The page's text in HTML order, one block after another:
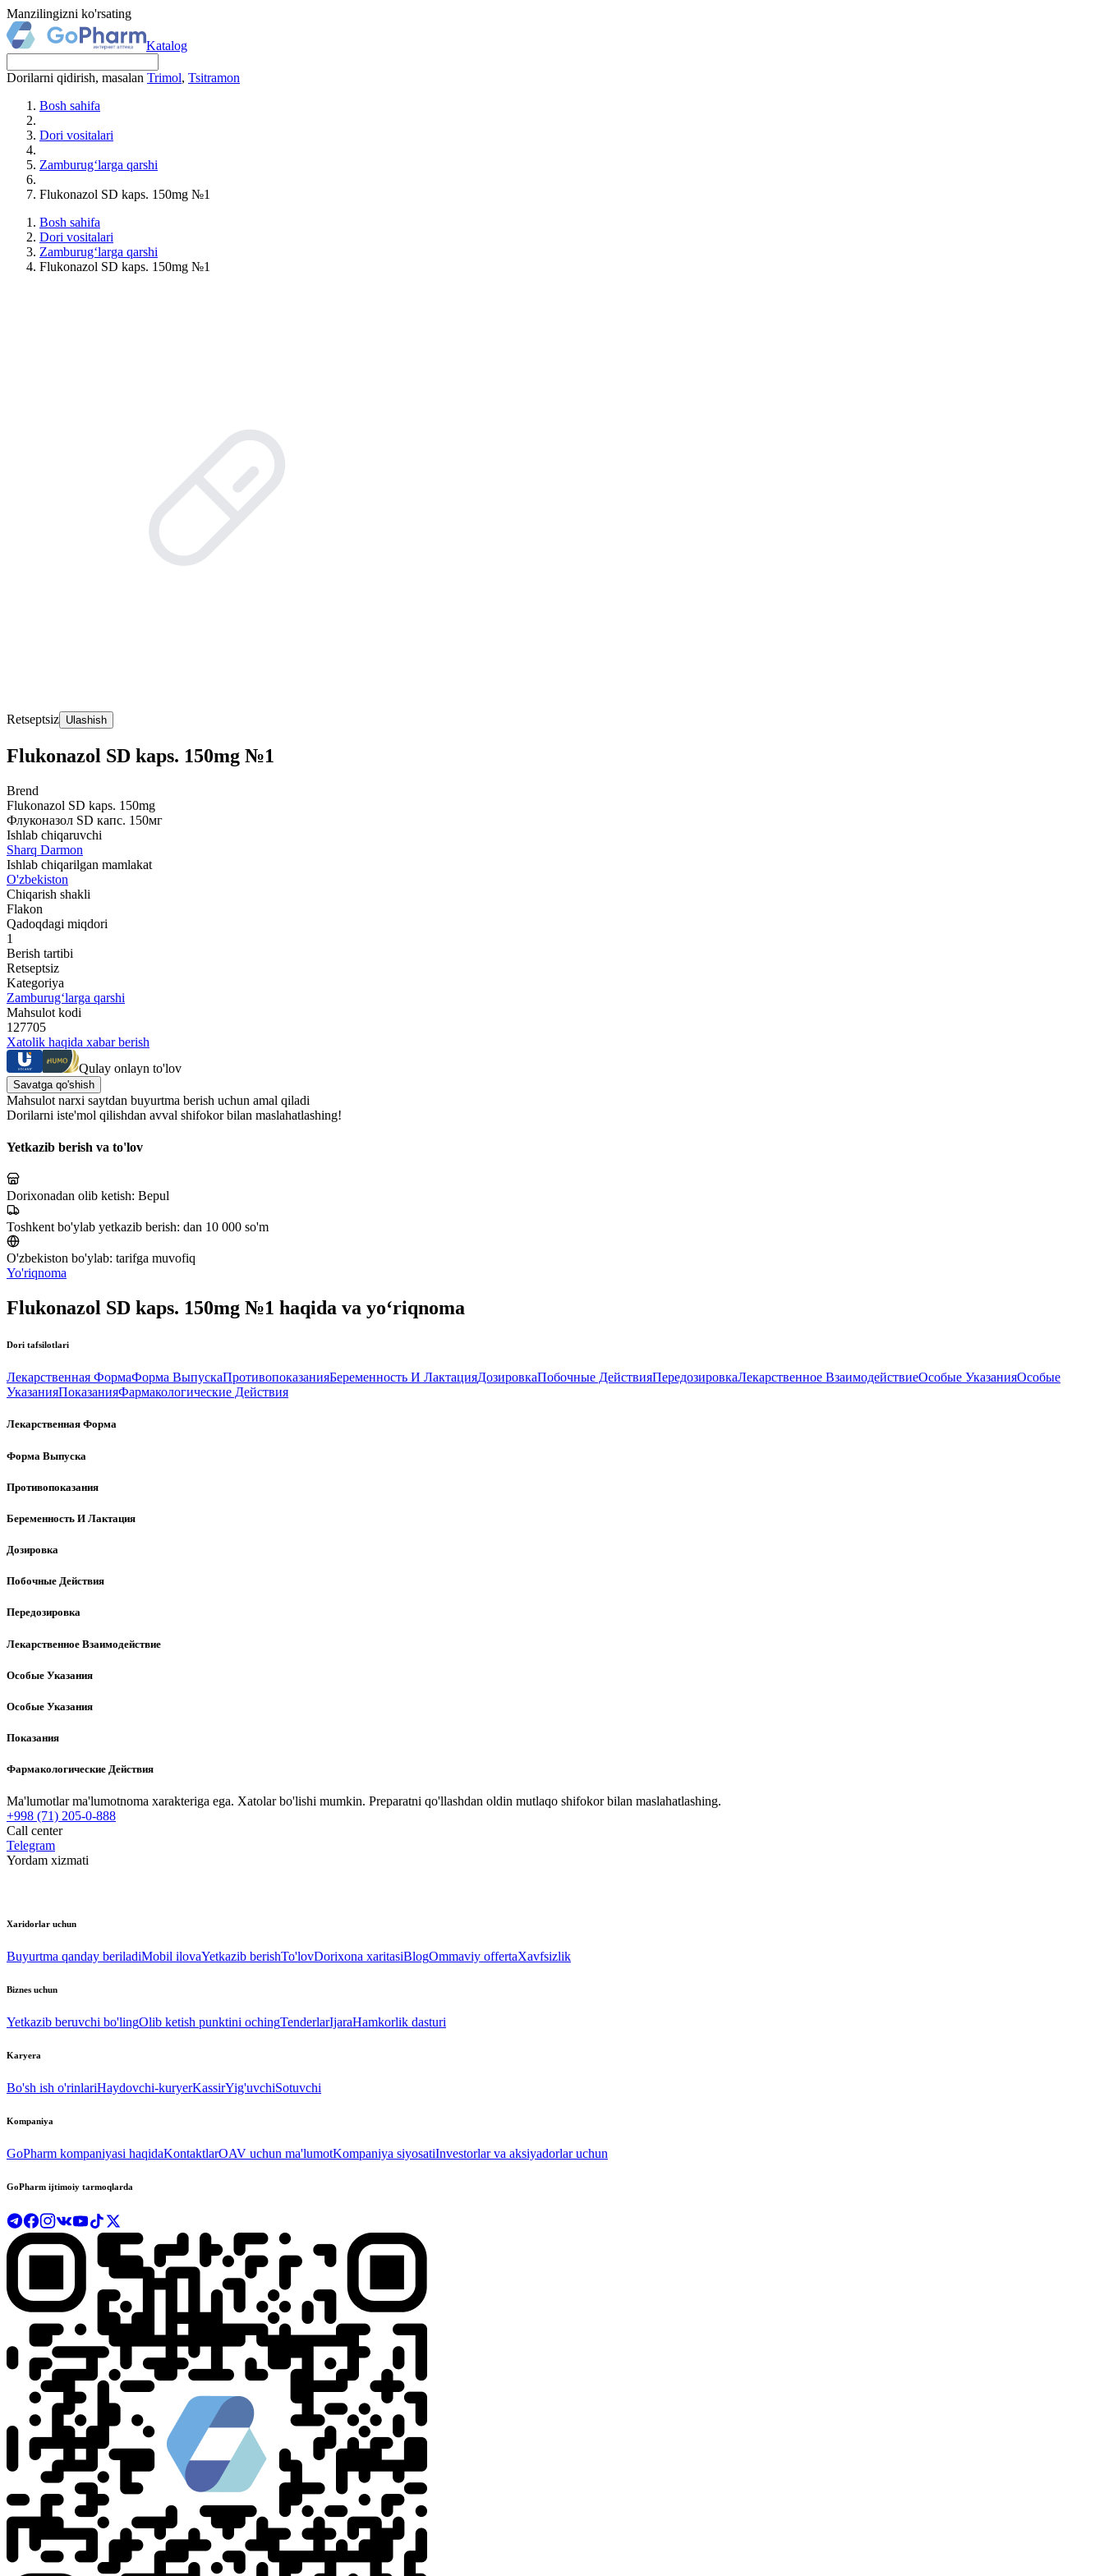
Manzilingizni ko'rsating
Katalog
Dorilarni qidirish, masalan Trimol, Tsitramon
Bosh sahifa
Dori vositalari
Zamburug‘larga qarshi
Flukonazol SD kaps. 150mg №1
Bosh sahifa
Dori vositalari
Zamburug‘larga qarshi
Flukonazol SD kaps. 150mg №1
Retseptsiz Ulashish
Flukonazol SD kaps. 150mg №1
Brend
Flukonazol SD kaps. 150mg
Флуконазол SD капс. 150мг
Ishlab chiqaruvchi
Sharq Darmon
Ishlab chiqarilgan mamlakat
O'zbekiston
Chiqarish shakli
Flakon
Qadoqdagi miqdori
1
Berish tartibi
Retseptsiz
Kategoriya
Zamburug‘larga qarshi
Mahsulot kodi
127705
Xatolik haqida xabar berish
Qulay onlayn to'lov
Savatga qo'shish
Mahsulot narxi saytdan buyurtma berish uchun amal qiladi
Dorilarni iste'mol qilishdan avval shifokor bilan maslahatlashing!
Yetkazib berish va to'lov
Dorixonadan olib ketish: Bepul
Toshkent bo'ylab yetkazib berish: dan 10 000 so'm
O'zbekiston bo'ylab: tarifga muvofiq
Yo'riqnoma
Flukonazol SD kaps. 150mg №1 haqida va yo‘riqnoma
Dori tafsilotlari
Лекарственная ФормаФорма ВыпускаПротивопоказанияБеременность И ЛактацияДозировкаПобочные ДействияПередозировкаЛекарственное ВзаимодействиеОсобые УказанияОсобые
УказанияПоказанияФармакологические Действия
Лекарственная Форма
Форма Выпуска
Противопоказания
Беременность И Лактация
Дозировка
Побочные Действия
Передозировка
Лекарственное Взаимодействие
Особые Указания
Особые Указания
Показания
Фармакологические Действия
Ma'lumotlar ma'lumotnoma xarakteriga ega. Xatolar bo'lishi mumkin. Preparatni qo'llashdan oldin mutlaqo shifokor bilan maslahatlashing.
+998 (71) 205-0-888
Call center
Telegram
Yordam xizmati
Xaridorlar uchun
Buyurtma qanday beriladiMobil ilovaYetkazib berishTo'lovDorixona xaritasiBlogOmmaviy offertaXavfsizlik
Biznes uchun
Yetkazib beruvchi bo'lingOlib ketish punktini ochingTenderlarIjaraHamkorlik dasturi
Karyera
Bo'sh ish o'rinlariHaydovchi-kuryerKassirYig'uvchiSotuvchi
Kompaniya
GoPharm kompaniyasi haqidaKontaktlarOAV uchun ma'lumotKompaniya siyosatiInvestorlar va aksiyadorlar uchun
GoPharm ijtimoiy tarmoqlarda